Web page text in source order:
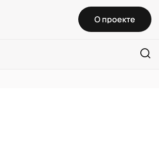
О проекте